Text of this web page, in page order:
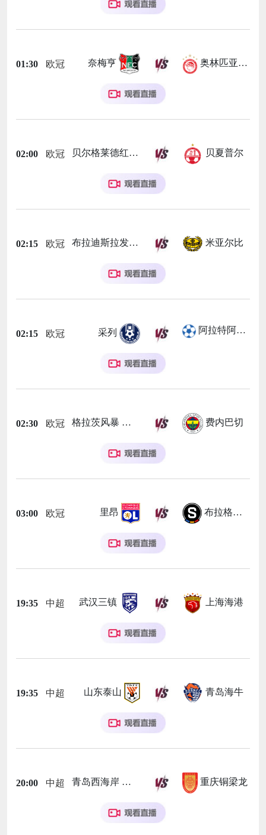
01:30 欧冠 奈梅亨 奥林匹亚科斯
02:00 欧冠 贝尔格莱德红星 贝夏普尔
02:15 欧冠 布拉迪斯拉发 米亚尔比
02:15 欧冠 采列 阿拉特阿美尼亚
02:30 欧冠 格拉茨风暴 费内巴切
03:00 欧冠 里昂 布拉格斯巴达
19:35 中超 武汉三镇 上海海港
19:35 中超 山东泰山 青岛海牛
20:00 中超 青岛西海岸 重庆铜梁龙